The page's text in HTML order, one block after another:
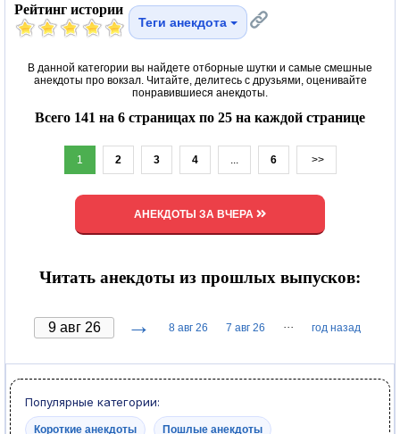
Рейтинг истории
Теги анекдота
В данной категории вы найдете отборные шутки и самые смешные
анекдоты про вокзал. Читайте, делитесь с друзьями, оценивайте
понравившиеся анекдоты.
Всего 141 на 6 страницах по 25 на каждой странице
1 2 3 4 ... 6 >>
АНЕКДОТЫ ЗА ВЧЕРА
Читать анекдоты из прошлых выпусков:
→ 8 авг 26 7 авг 26 ··· год назад
Популярные категории:
Короткие анекдоты Пошлые анекдоты